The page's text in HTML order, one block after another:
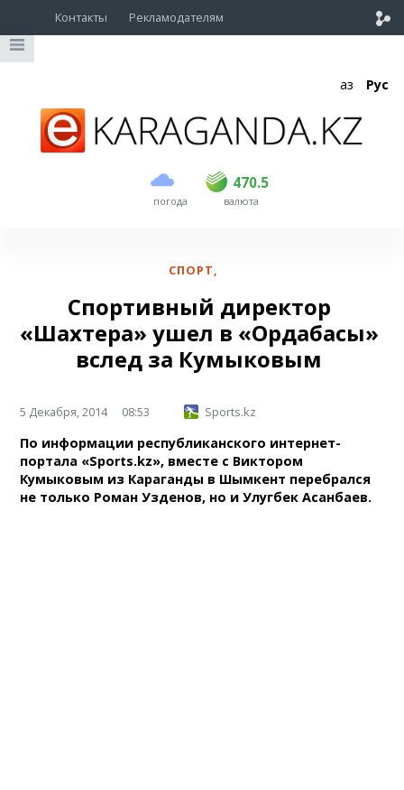
Контакты Рекламодателям
Қаз Рус
погода
470.5
USD 468.5 470.5
EUR валюта
СПОРТ,
Спортивный директор
«Шахтера» ушел в «Ордабасы»
вслед за Кумыковым
5 Декабря, 2014 08:53 Sports.kz
По информации республиканского интернет-
портала «Sports.kz», вместе с Виктором
Кумыковым из Караганды в Шымкент перебрался
не только Роман Узденов, но и Улугбек Асанбаев.